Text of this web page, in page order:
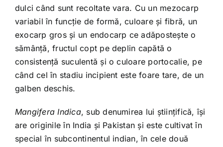
dulci când sunt recoltate vara. Cu un mezocarp
variabil în funcție de formă, culoare și fibră, un
exocarp gros și un endocarp ce adăpostește o
sămânță, fructul copt pe deplin capătă o
consistență suculentă și o culoare portocalie, pe
când cel în stadiu incipient este foare tare, de un
galben deschis.
Mangifera Indica, sub denumirea lui științifică, își
are originile în India și Pakistan și este cultivat în
special în subcontinentul indian, în cele două